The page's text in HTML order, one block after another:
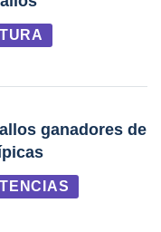
ganadores de